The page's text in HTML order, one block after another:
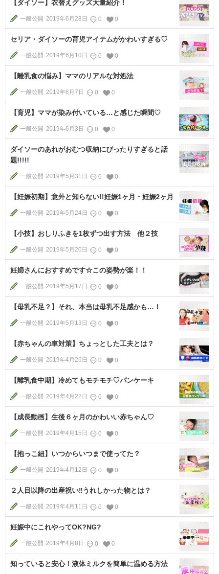
【ダイソー】衣替えグッズ大量紹介！
一般公開 2019年6月28日 0 0
セリア・ダイソーの育児アイテムがかわいすぎる♡
一般公開 2019年6月10日 0 0
【離乳食の悩み】ママのリアルな対処法
一般公開 2019年6月7日 0 0
【育児】ママが染み付いている…と感じた瞬間♡
一般公開 2019年6月3日 0 0
ダイソーのあれがおむつ収納にぴったりすぎると話
題!!!!!
一般公開 2019年5月31日 0 0
【妊娠初期】意外と知らない!!妊娠1ヶ月・妊娠2ヶ月
一般公開 2019年5月24日 0 0
【小技】おしりふきを1枚ずつ出す方法 他２技
一般公開 2019年5月20日 0 0
妊婦さんにおすすめです☆この姿勢が楽！！
一般公開 2019年5月17日 0 0
【母乳不足？】それ、本当は母乳不足感かも…！
一般公開 2019年5月13日 0 0
【赤ちゃんの車対策】ちょっとした工夫とは？
一般公開 2019年4月26日 0 0
【離乳食中期】冷めてもモチモチ♡パンケーキ
一般公開 2019年4月22日 0 0
【成長動画】生後６ヶ月のかわいい赤ちゃん♡
一般公開 2019年4月15日 0 0
【抱っこ紐】いつからいつまで使ってた？
一般公開 2019年4月12日 0 0
２人目以降の出産祝い‼︎うれしかった物とは？
一般公開 2019年4月11日 0 0
妊娠中にこれやってOK?NG?
一般公開 2019年4月8日 0 0
知っていると安心！液体ミルクを簡単に温める方法